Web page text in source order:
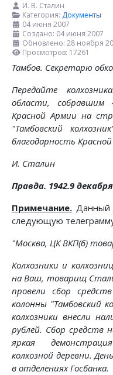
И. В. Сталин
Категория: Документы
04 июня 2007
Создано: 04 июня 2007
Обновлено: 28 ноября
Просмотров: 17261
Тамбов. Секретарю
Передайте
области,
Красной Армии на
"Тамбовский
благодарность
И. Сталин
Правда. 1942.9
Примечание. Данный
следующую
"Москва, ЦК ВКП(б)
Колхозники и
на Ваш, товарищ
провели сбор
колонны "Тамбовский
колхозники внесли
рублей. Сбор средств
яркая
колхозной деревни.
в отделениях Госбанка.